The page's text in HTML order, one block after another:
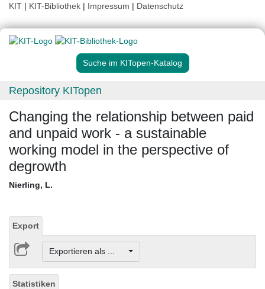
KIT | KIT-Bibliothek | Impressum | Datenschutz
Suche im KITopen-Katalog
Repository KITopen
Changing the relationship between paid
and unpaid work - a sustainable
working model in the perspective of
degrowth
Nierling, L.
Export
Exportieren als ...
Statistiken